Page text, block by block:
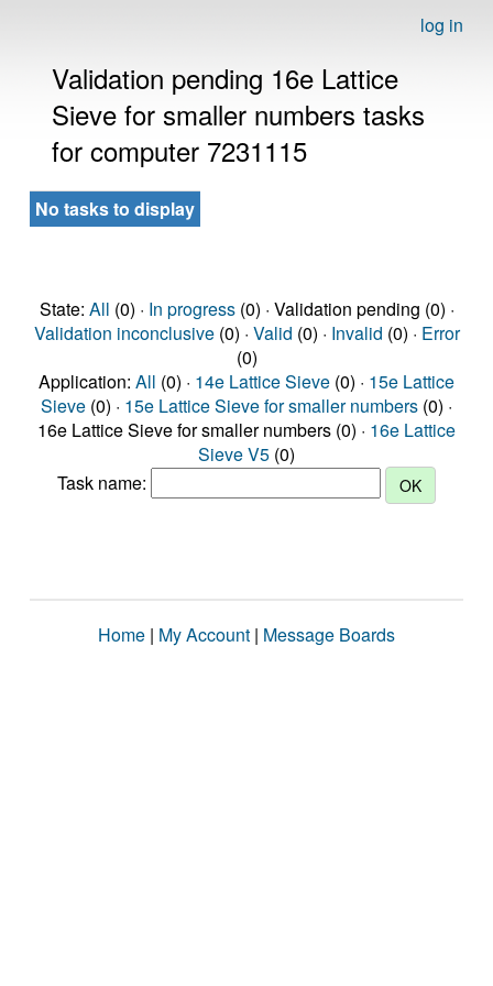
log in
Validation pending 16e Lattice
Sieve for smaller numbers tasks
for computer 7231115
No tasks to display
State: All (0) · In progress(0) · Validation pending (0) ·
Validation inconclusive(0) · Valid (0) · Invalid (0) · Error
(0)
Application: All (0) · 14e Lattice Sieve (0) · 15e Lattice
Sieve (0) · 15e Lattice Sieve for smaller numbers (0) ·
16e Lattice Sieve for smaller numbers (0) · 16e Lattice
Sieve V5 (0)
Task name:
Home | My Account | Message Boards